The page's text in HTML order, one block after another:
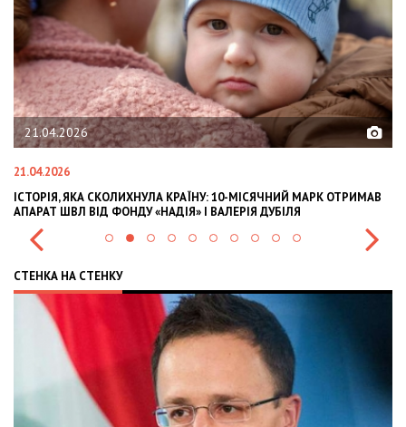
21.04.2026
21.04.2026
ІСТОРІЯ, ЯКА СКОЛИХНУЛА КРАЇНУ: 10-МІСЯЧНИЙ МАРК ОТРИМАВ
АПАРАТ ШВЛ ВІД ФОНДУ «НАДІЯ» І ВАЛЕРІЯ ДУБІЛЯ
СТЕНКА НА СТЕНКУ